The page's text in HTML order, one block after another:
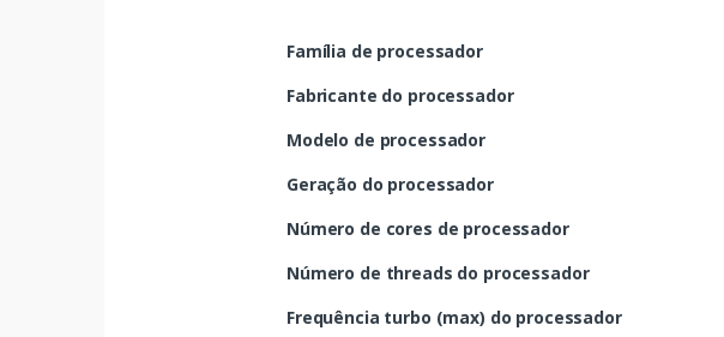
Família de processador
Fabricante do processador
Modelo de processador
Geração do processador
Número de cores de processador
Número de threads do processador
Frequência turbo (max) do processador